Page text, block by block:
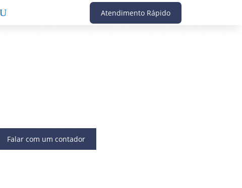
Atendimento Rápido
Falar com um contador